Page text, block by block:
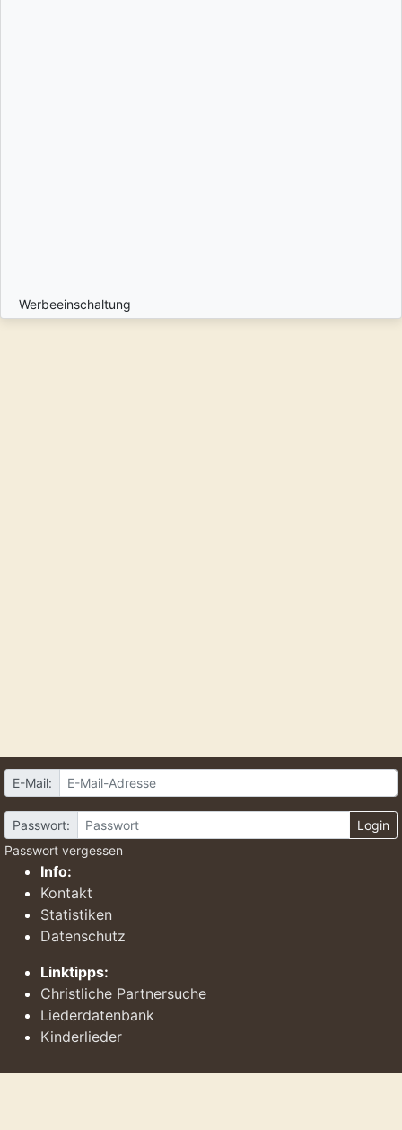
Werbeeinschaltung
E-Mail:
Passwort:
Login
Passwort vergessen
Info:
Kontakt
Statistiken
Datenschutz
Linktipps:
Christliche Partnersuche
Liederdatenbank
Kinderlieder